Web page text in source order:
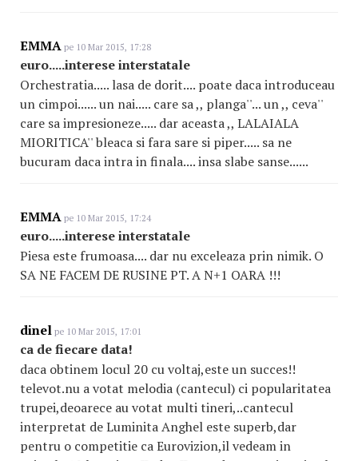
EMMA pe 10 Mar 2015, 17:28
euro.....interese interstatale
Orchestratia..... lasa de dorit.... poate daca introduceau
un cimpoi...... un nai..... care sa ,, planga''... un ,, ceva''
care sa impresioneze..... dar aceasta ,, LALAIALA
MIORITICA'' bleaca si fara sare si piper..... sa ne
bucuram daca intra in finala.... insa slabe sanse......
EMMA pe 10 Mar 2015, 17:24
euro.....interese interstatale
Piesa este frumoasa.... dar nu exceleaza prin nimik. O
SA NE FACEM DE RUSINE PT. A N+1 OARA !!!
dinel pe 10 Mar 2015, 17:01
ca de fiecare data!
daca obtinem locul 20 cu voltaj,este un succes!!
televot.nu a votat melodia (cantecul) ci popularitatea
trupei,deoarece au votat multi tineri,..cantecul
interpretat de Luminita Anghel este superb,dar
pentru o competitie ca Eurovizion,il vedeam in